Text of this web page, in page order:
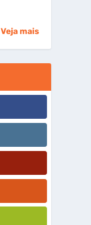
Veja mais